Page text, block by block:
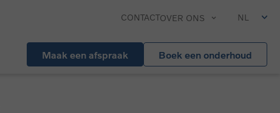
CONTACTOVER ONS NL
Maak een afspraak Boek een onderhoud